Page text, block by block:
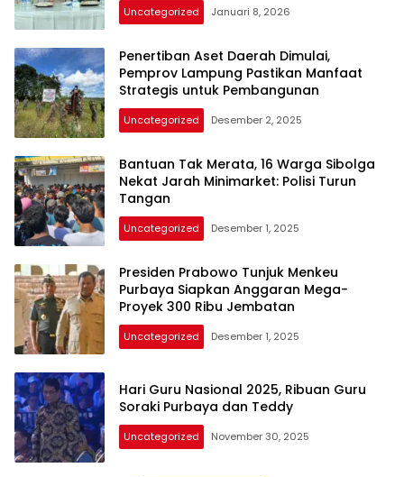
lebih
bergaya
trendi,
mengandung
unsur
edukasi,
gaya
hidup,
hiburan,
bebas
dari
SARA,
narkoba
dan
berita
asusila
Media
dan
Online
Ampera
News
Uncategorized Januari 8, 2026
Penertiban Aset Daerah Dimulai,
Pemprov Lampung Pastikan Manfaat
Strategis untuk Pembangunan
Uncategorized Desember 2, 2025
Bantuan Tak Merata, 16 Warga Sibolga
Nekat Jarah Minimarket: Polisi Turun
Tangan
Uncategorized Desember 1, 2025
Presiden Prabowo Tunjuk Menkeu
Purbaya Siapkan Anggaran Mega-
Proyek 300 Ribu Jembatan
Uncategorized Desember 1, 2025
Hari Guru Nasional 2025, Ribuan Guru
Soraki Purbaya dan Teddy
Uncategorized November 30, 2025